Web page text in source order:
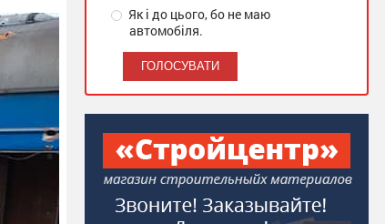
Як і до цього, бо не маю
автомобіля.